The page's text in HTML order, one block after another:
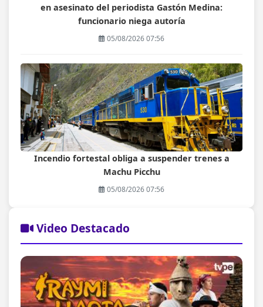
en asesinato del periodista Gastón Medina:
funcionario niega autoría
05/08/2026 07:56
Incendio fortestal obliga a suspender trenes a
Machu Picchu
05/08/2026 07:56
Video Destacado